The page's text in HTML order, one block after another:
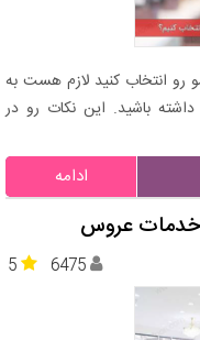
رو انتخاب کنید لازم هست به
باشید. این نکات رو در
ادامه
خدمات عروس
5 6475